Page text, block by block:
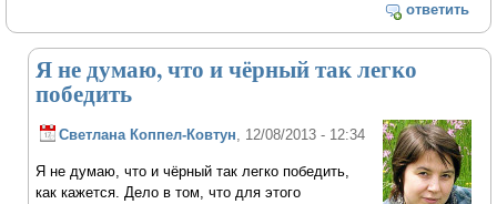
ответить
Я не думаю, что и чёрный так легко
победить
Светлана Коппел-Ковтун, 12/08/2013 - 12:34
Я не думаю, что и чёрный так легко победить,
как кажется. Дело в том, что для этого